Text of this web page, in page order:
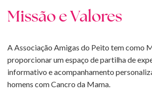
Missão e Valores
A Associação Amigas do Peito tem como
proporcionar um espaço de partilha de
informativo e acompanhamento
homens com Cancro da Mama.